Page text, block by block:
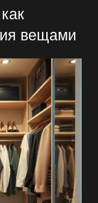
вещами